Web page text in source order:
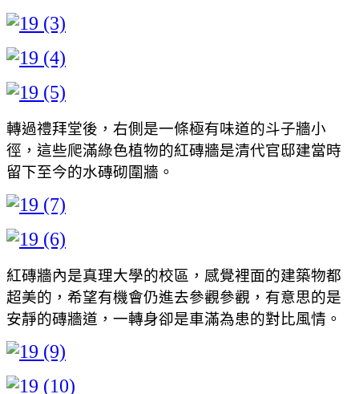
轉過禮拜堂後，右側是一條極有味道的斗子牆小
徑，這些爬滿綠色植物的紅磚牆是清代官邸建當時
留下至今的水磚砌圍牆。
紅磚牆內是真理大學的校區，感覺裡面的建築物都
超美的，希望有機會仍進去參觀參觀，有意思的是
安靜的磚牆道，一轉身卻是車滿為患的對比風情。